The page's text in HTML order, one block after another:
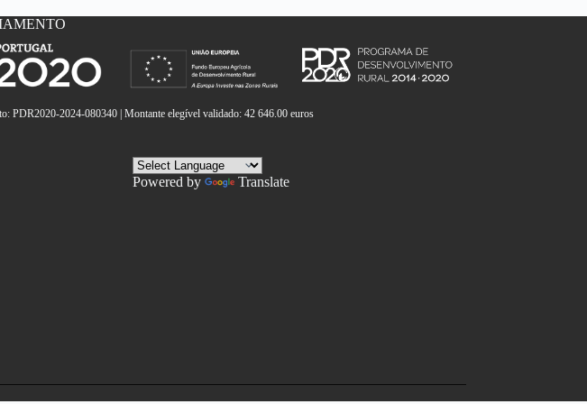
PDR2020-2024-080340 | Montante elegível validado: 42 646.00 euros
Powered by Translate